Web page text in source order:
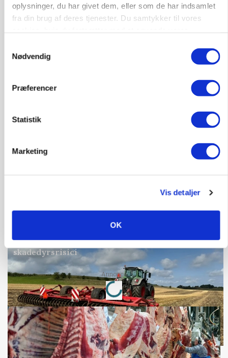
oplysninger, du har givet dem, eller som de har indsamlet
fra din brug af deres tjenester. Du samtykker til vores
Nødvendig
Præferencer
Statistik
Marketing
Vis detaljer
OK
protestgruppe vil demonstrere mod ny
gødskningslov
Snart kan man søge tilskud til naturprojekter
Annonce
Før såmaskinen kører: Her er efterårets største
skadedyrsrisici
Annonce
Loading...